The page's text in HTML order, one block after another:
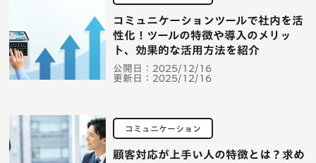
公開日： 2025/12/16
更新日： 2025/12/16
コミュニケーションツールで社内を活
性化！ツールの特徴や導入のメリッ
ト、効果的な活用方法を紹介
コミュニケーション
顧客対応が上手い人の特徴とは？求め